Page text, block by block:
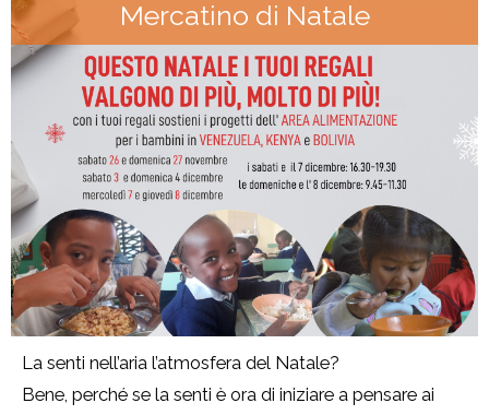
Mercatino di Natale
La senti nell’aria l’atmosfera del Natale?
Bene, perché se la senti è ora di iniziare a pensare ai